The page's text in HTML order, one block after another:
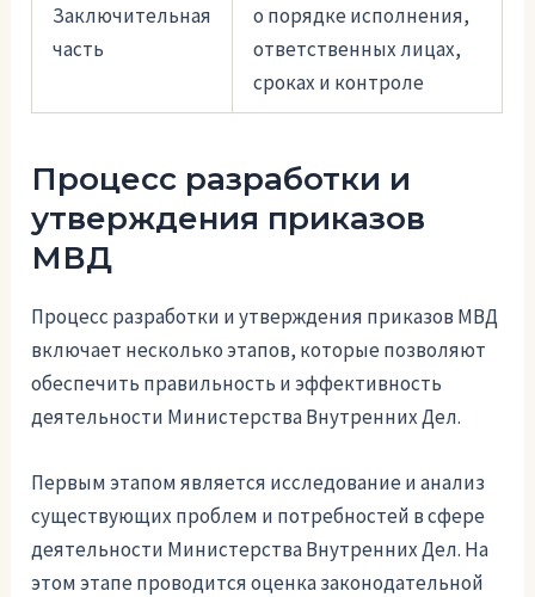
Заключительная
часть
о порядке исполнения,
ответственных лицах,
сроках и контроле
Процесс разработки и
утверждения приказов
МВД
Процесс разработки и утверждения приказов МВД
включает несколько этапов, которые позволяют
обеспечить правильность и эффективность
деятельности Министерства Внутренних Дел.
Первым этапом является исследование и анализ
существующих проблем и потребностей в сфере
деятельности Министерства Внутренних Дел. На
этом этапе проводится оценка законодательной